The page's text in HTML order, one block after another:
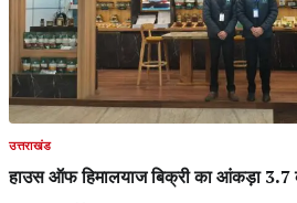
उत्तराखंड
हाउस ऑफ हिमालयाज बिक्री का आंकड़ा 3.7